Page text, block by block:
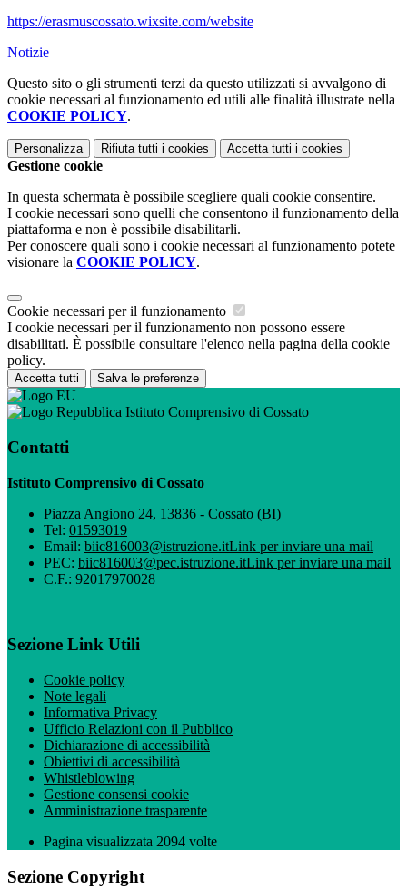
https://erasmuscossato.wixsite.com/website
Notizie
Questo sito o gli strumenti terzi da questo utilizzati si avvalgono di
cookie necessari al funzionamento ed utili alle finalità illustrate nella
COOKIE POLICY.
Personalizza Rifiuta tutti i cookies Accetta tutti i cookies
Gestione cookie
In questa schermata è possibile scegliere quali cookie consentire.
I cookie necessari sono quelli che consentono il funzionamento della
piattaforma e non è possibile disabilitarli.
Per conoscere quali sono i cookie necessari al funzionamento potete
visionare la COOKIE POLICY.
Cookie necessari per il funzionamento
I cookie necessari per il funzionamento non possono essere
disabilitati. È possibile consultare l'elenco nella pagina della cookie
policy.
Accetta tutti Salva le preferenze
Istituto Comprensivo di Cossato
Contatti
Istituto Comprensivo di Cossato
Piazza Angiono 24, 13836 - Cossato (BI)
Tel: 01593019
Email: biic816003@istruzione.itLink per inviare una mail
PEC: biic816003@pec.istruzione.itLink per inviare una mail
C.F.: 92017970028
Sezione Link Utili
Cookie policy
Note legali
Informativa Privacy
Ufficio Relazioni con il Pubblico
Dichiarazione di accessibilità
Obiettivi di accessibilità
Whistleblowing
Gestione consensi cookie
Amministrazione trasparente
Pagina visualizzata 2094 volte
Sezione Copyright